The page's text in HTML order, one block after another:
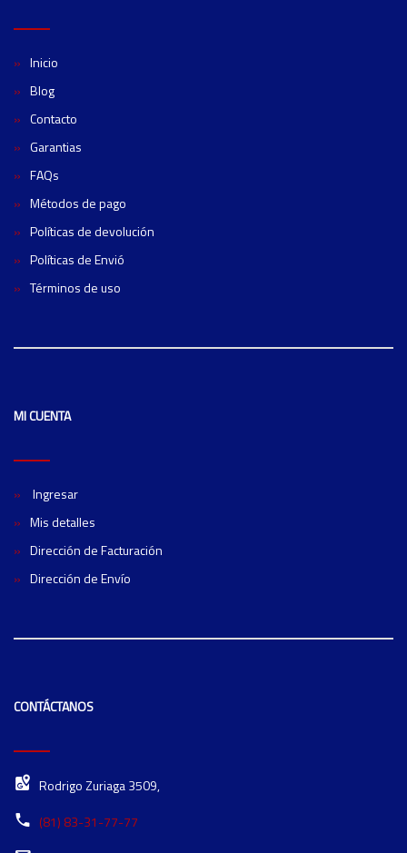
Inicio
Blog
Contacto
Garantias
FAQs
Métodos de pago
Políticas de devolución
Políticas de Envió
Términos de uso
MI CUENTA
Ingresar
Mis detalles
Dirección de Facturación
Dirección de Envío
CONTÁCTANOS
Rodrigo Zuriaga 3509,
(81) 83-31-77-77